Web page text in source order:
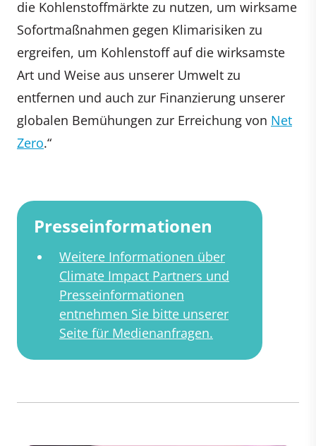
die Kohlenstoffmärkte zu nutzen, um wirksame
Sofortmaßnahmen gegen Klimarisiken zu
ergreifen, um Kohlenstoff auf die wirksamste
Art und Weise aus unserer Umwelt zu
entfernen und auch zur Finanzierung unserer
globalen Bemühungen zur Erreichung von Net
Zero.“
Presseinformationen
Weitere Informationen über
Climate Impact Partners und
Presseinformationen
entnehmen Sie bitte unserer
Seite für Medienanfragen.